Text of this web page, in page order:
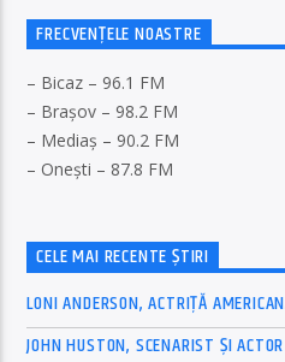
FRECVENȚELE NOASTRE
– Bicaz – 96.1 FM
– Brașov – 98.2 FM
– Mediaș – 90.2 FM
– Onești – 87.8 FM
CELE MAI RECENTE ȘTIRI
LONI ANDERSON, ACTRIȚĂ
JOHN HUSTON, SCENARIST ȘI